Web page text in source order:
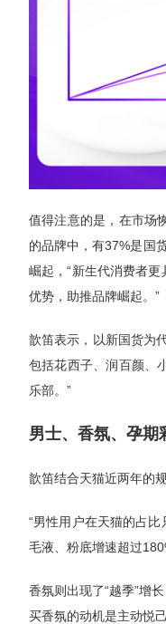
值得注意的是，在市场
的品牌中，有37%是国
崛起，“新生代消费者
优势，助推品牌崛起。”
歆笛表示，以新国货为
包括花西子、润百颜、
乐部。”
男士、香氛、孕期
歆笛结合天猫近两年的
“男性用户在天猫的占
毛液、粉底增速超过
香氛则出现了“越季”增
买香氛的动机是主动悦